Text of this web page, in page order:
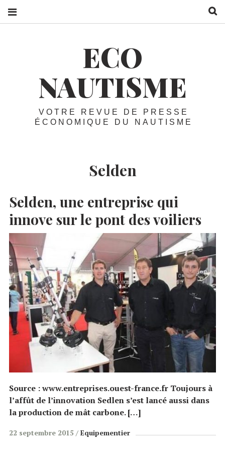
ECO
NAUTISME
VOTRE REVUE DE PRESSE
ÉCONOMIQUE DU NAUTISME
Selden
Selden, une entreprise qui
innove sur le pont des voiliers
Source : www.entreprises.ouest-france.fr Toujours à
l’affût de l’innovation Sedlen s’est lancé aussi dans
la production de mât carbone. […]
22 septembre 2015 Equipementier